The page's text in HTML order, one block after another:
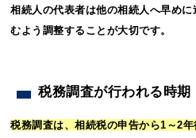
相続人の代表者は他の相続人へ早め
むよう調整することが大切です。
税務調査が行われる時期
税務調査は、相続税の申告から1～2